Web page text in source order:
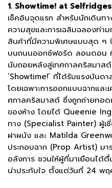
1. Showtime! at
เช็คอินจุดแรก สำหรับนักเดินท
ความสุขและการเฉลิมฉลองท่า
สินค้าที่มีความพิเศษแบบสุด ๆ
บนถนนออกซ์ฟอร์ด ลอนดอน
นับถอยหลังสู่เทศกาลคริสมาสต์
‘Showtime!’ ที่ได้รับแรงบันด
โดยเฉพาะการออกแบบฉากและ
ศกาลคริสมาสต์ ซึ่งถูกถ่ายทอ
ของห้าง โดยได้ Queenie
ทาง (Specialist Painter) ผู้เ
ฝาผนัง และ Matilda
ประกอบฉาก (Prop Artist) ม
อลังการ ชวนให้ผู้ที่มาเยือนได้
น่าประทับใจ ตั้งแต่วันที่ 24 พ